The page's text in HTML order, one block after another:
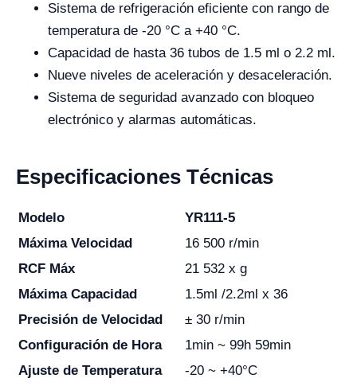
Sistema de refrigeración eficiente con rango de
temperatura de -20 °C a +40 °C.
Capacidad de hasta 36 tubos de 1.5 ml o 2.2 ml.
Nueve niveles de aceleración y desaceleración.
Sistema de seguridad avanzado con bloqueo
electrónico y alarmas automáticas.
Especificaciones Técnicas
Modelo
YR111-5
Máxima Velocidad
16 500 r/min
RCF Máx
21 532 x g
Máxima Capacidad
1.5ml /2.2ml x 36
Precisión de Velocidad
± 30 r/min
Configuración de Hora
1min ~ 99h 59min
Ajuste de Temperatura
-20 ~ +40°C